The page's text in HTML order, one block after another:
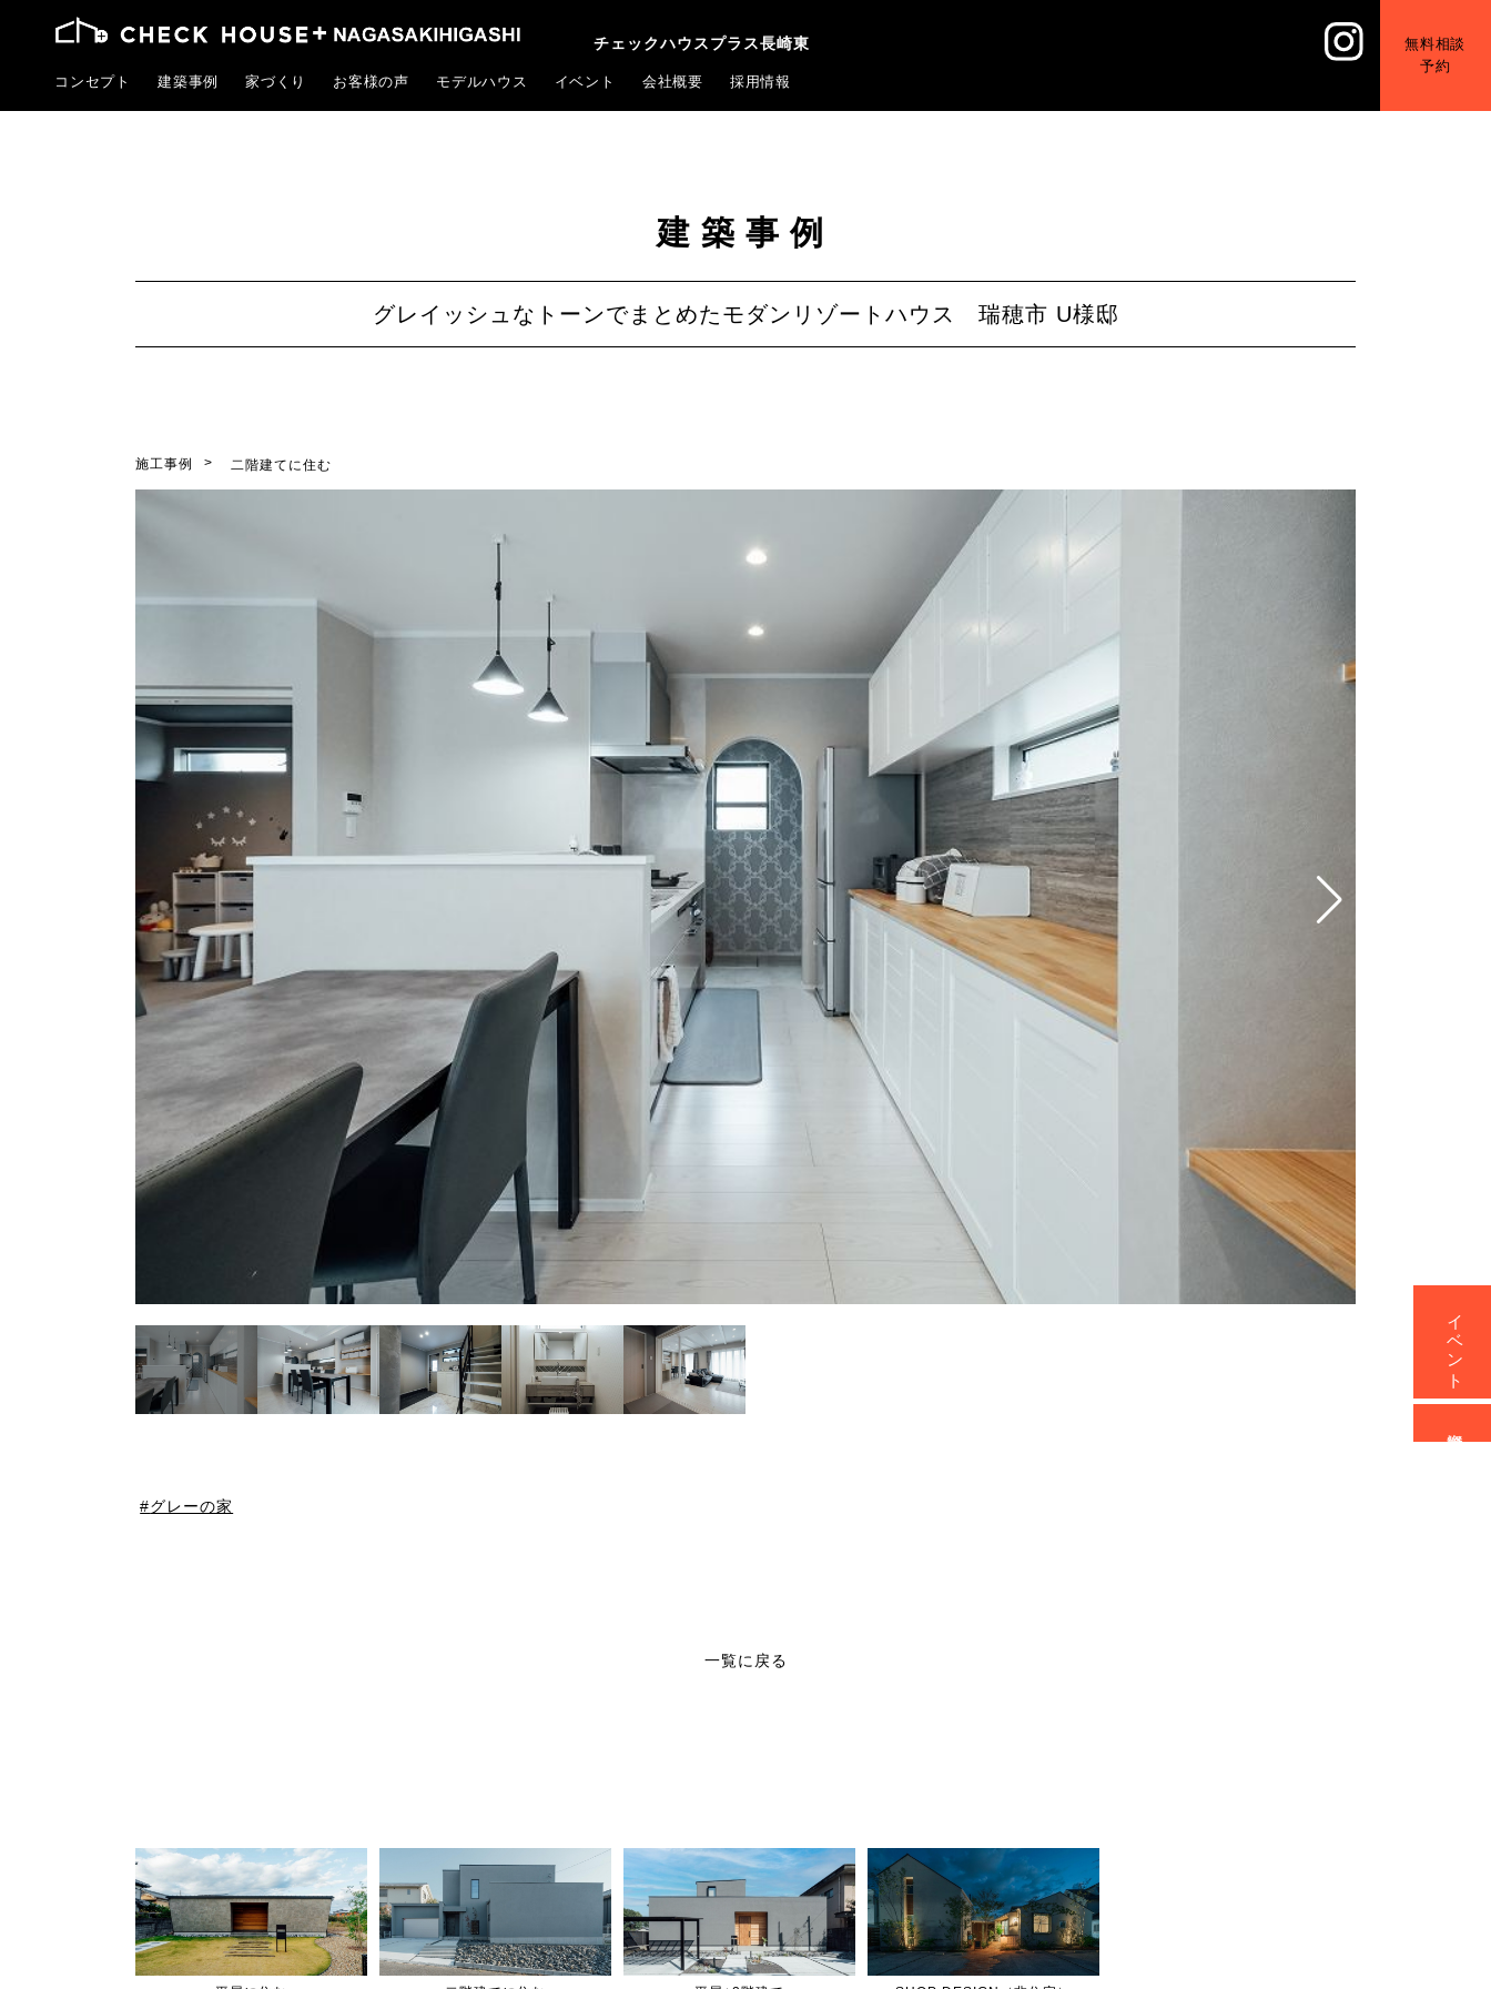
チェックハウスプラス長崎東
コンセプト 建築事例 家づくり お客様の声 モデルハウス イベント 会社概要 採用情報
無料相談
予約
建築事例
グレイッシュなトーンでまとめたモダンリゾートハウス 瑞穂市 U様邸
施工事例 二階建てに住む
グレーの家
一覧に戻る
イベント